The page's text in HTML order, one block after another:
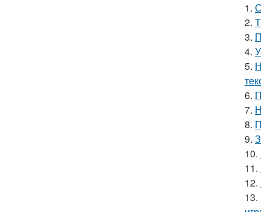
1.
2.
3.
4.
5.
6.
7.
8.
9.
10.
11.
12.
13.